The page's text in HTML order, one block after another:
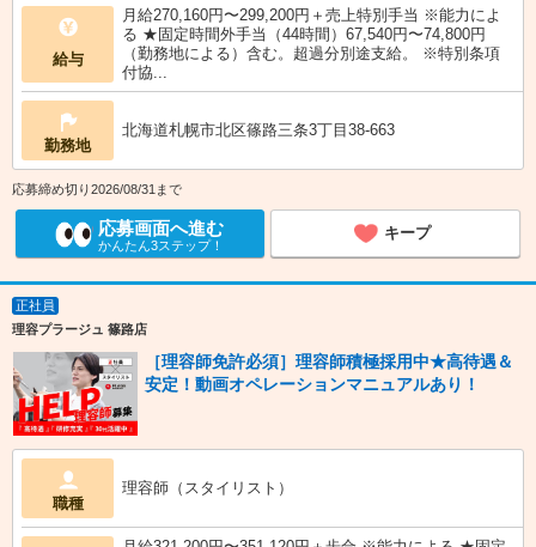
給与
月給270,160円〜299,200円＋売上特別手当 ※能力によ
る ★固定時間外手当（44時間）67,540円〜74,800円
（勤務地による）含む。超過分別途支給。 ※特別条項
付協...
勤務地
北海道札幌市北区篠路三条3丁目38-663
応募締め切り2026/08/31まで
応募画面へ進む
かんたん3ステップ！
キープ
正社員
理容プラージュ 篠路店
［理容師免許必須］理容師積極採用中★高待遇＆
安定！動画オペレーションマニュアルあり！
職種
理容師（スタイリスト）